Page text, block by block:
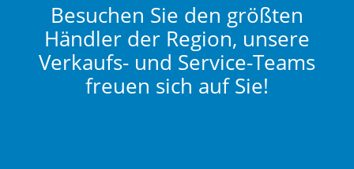
Besuchen Sie den größten
Händler der Region, unsere
Verkaufs- und Service-Teams
freuen sich auf Sie!